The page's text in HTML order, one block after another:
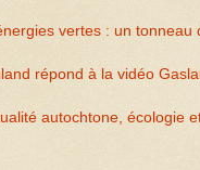
vertes : un tonneau
répond à la vidéo
autochtone, écologie